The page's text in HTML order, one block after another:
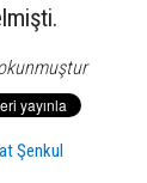
Şenkul